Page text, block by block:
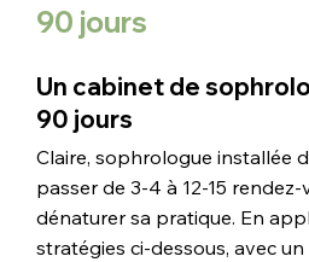
90 jours
Un cabinet de
90 jours
Claire, sophrologue installée
passer de 3-4 à 12-15
dénaturer sa pratique. En
stratégies ci-dessous, avec